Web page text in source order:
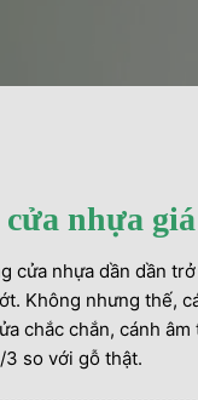
cửa nhựa
cửa nhựa dần dần
Không nhưng thế,
chắc chắn, cánh
3 so với gỗ thật.